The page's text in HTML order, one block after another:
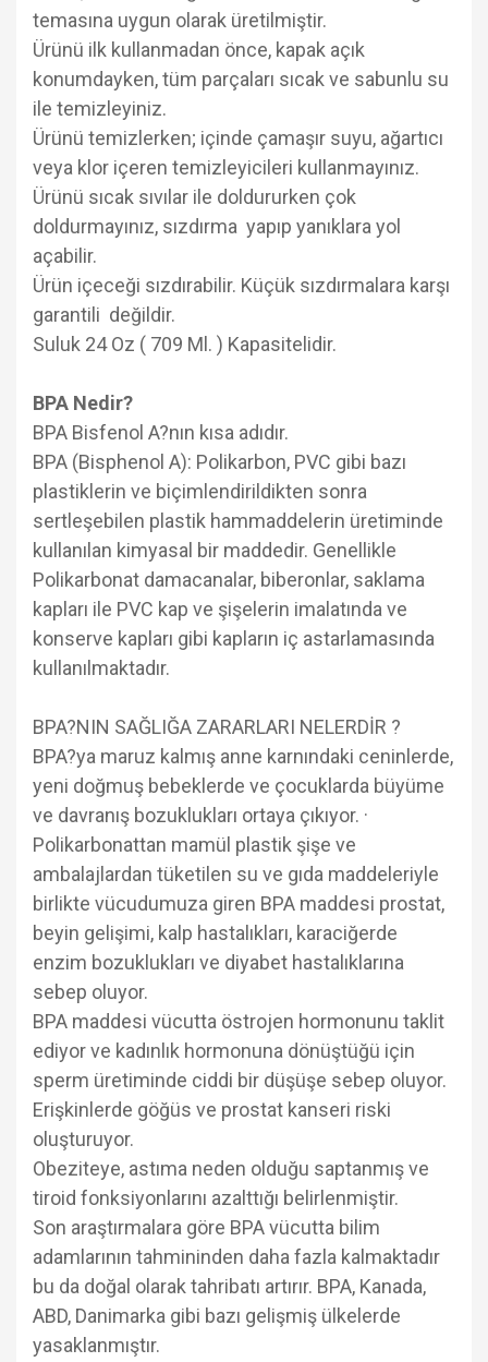
temasına uygun olarak üretilmiştir.
Ürünü ilk kullanmadan önce, kapak açık
konumdayken, tüm parçaları sıcak ve sabunlu su
ile temizleyiniz.
Ürünü temizlerken; içinde çamaşır suyu, ağartıcı
veya klor içeren temizleyicileri kullanmayınız.
Ürünü sıcak sıvılar ile doldururken çok
doldurmayınız, sızdırma yapıp yanıklara yol
açabilir.
Ürün içeceği sızdırabilir. Küçük sızdırmalara karşı
garantili değildir.
Suluk 24 Oz ( 709 Ml. ) Kapasitelidir.
BPA Nedir?
BPA Bisfenol A?nın kısa adıdır.
BPA (Bisphenol A): Polikarbon, PVC gibi bazı
plastiklerin ve biçimlendirildikten sonra
sertleşebilen plastik hammaddelerin üretiminde
kullanılan kimyasal bir maddedir. Genellikle
Polikarbonat damacanalar, biberonlar, saklama
kapları ile PVC kap ve şişelerin imalatında ve
konserve kapları gibi kapların iç astarlamasında
kullanılmaktadır.
BPA?NIN SAĞLIĞA ZARARLARI NELERDİR ?
BPA?ya maruz kalmış anne karnındaki ceninlerde,
yeni doğmuş bebeklerde ve çocuklarda büyüme
ve davranış bozuklukları ortaya çıkıyor. ·
Polikarbonattan mamül plastik şişe ve
ambalajlardan tüketilen su ve gıda maddeleriyle
birlikte vücudumuza giren BPA maddesi prostat,
beyin gelişimi, kalp hastalıkları, karaciğerde
enzim bozuklukları ve diyabet hastalıklarına
sebep oluyor.
BPA maddesi vücutta östrojen hormonunu taklit
ediyor ve kadınlık hormonuna dönüştüğü için
sperm üretiminde ciddi bir düşüşe sebep oluyor.
Erişkinlerde göğüs ve prostat kanseri riski
oluşturuyor.
Obeziteye, astıma neden olduğu saptanmış ve
tiroid fonksiyonlarını azalttığı belirlenmiştir.
Son araştırmalara göre BPA vücutta bilim
adamlarının tahmininden daha fazla kalmaktadır
bu da doğal olarak tahribatı artırır. BPA, Kanada,
ABD, Danimarka gibi bazı gelişmiş ülkelerde
yasaklanmıştır.